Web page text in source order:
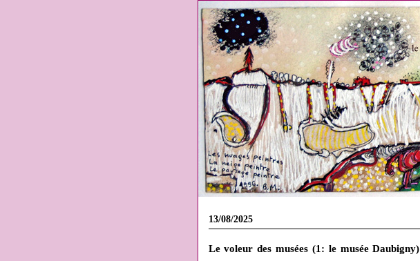
13/08/2025
Le voleur des musées (1: le musée Daubigny)